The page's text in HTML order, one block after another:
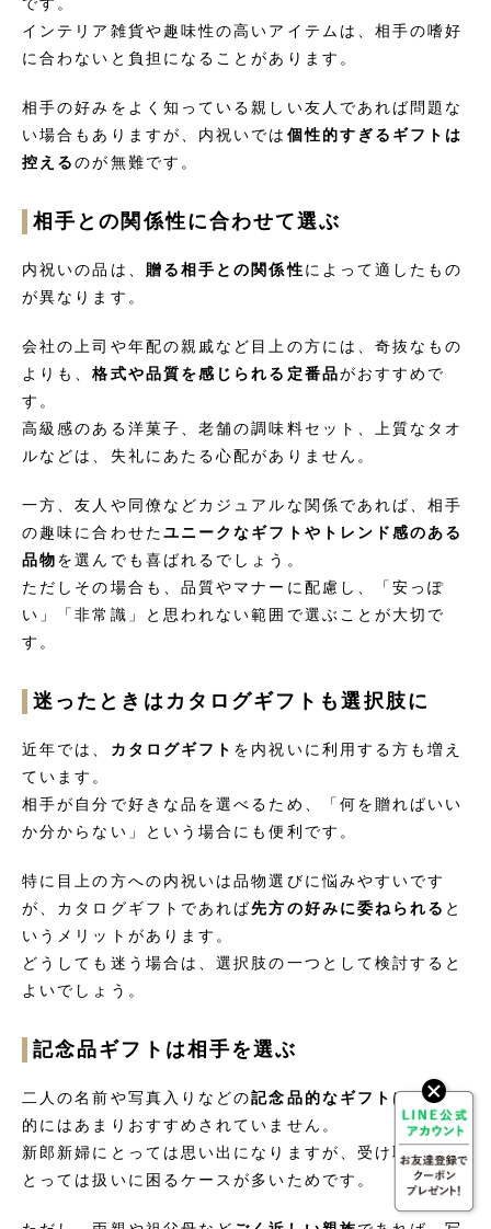
インテリア雑貨や趣味性の高いアイテムは、相手の嗜好
に合わないと負担になることがあります。
相手の好みをよく知っている親しい友人であれば問題な
い場合もありますが、内祝いでは 個性的すぎるギフトは
控えるのが無難です。
相手との関係性に合わせて選ぶ
内祝いの品は、 贈る相手との関係性によって適したもの
が異なります。
会社の上司や年配の親戚など目上の方には、奇抜なもの
よりも、格式や品質を感じられる定番品がおすすめで
す。
高級感のある洋菓子、老舗の調味料セット、上質なタオ
ルなどは、失礼にあたる心配がありません。
一方、友人や同僚などカジュアルな関係であれば、相手
の趣味に合わせたユニークなギフトやトレンド感のある
品物を選んでも喜ばれるでしょう。
ただしその場合も、品質やマナーに配慮し、「安っぽ
い」「非常識」と思われない範囲で選ぶことが大切で
す。
迷ったときはカタログギフトも選択肢に
近年では、 カタログギフト を内祝いに利用する方も増え
ています。
相手が自分で好きな品を選べるため、「何を贈ればいい
か分からない」という場合にも便利です。
特に目上の方への内祝いは品物選びに悩みやすいです
が、カタログギフトであれば先方の好みに委ねられる と
いうメリットがあります。
どうしても迷う場合は、選択肢の一つとして検討すると
よいでしょう。
記念品ギフトは相手を選ぶ
二人の名前や写真入りなどの記念品的なギフト は、一般
的にはあまりおすすめされていません。
新郎新婦にとっては思い出になりますが、受け取る側に
とっては扱いに困るケースが多いためです。